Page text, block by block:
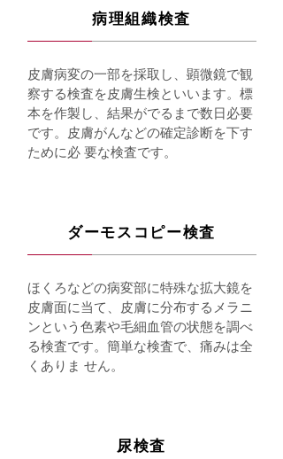
病理組織検査
皮膚病変の一部を採取し、顕微鏡で観
察する検査を皮膚生検といいます。標
本を作製し、結果がでるまで数日必要
です。皮膚がんなどの確定診断を下す
ために必 要な検査です。
ダーモスコピー検査
ほくろなどの病変部に特殊な拡大鏡を
皮膚面に当て、皮膚に分布するメラニ
ンという色素や毛細血管の状態を調べ
る検査です。簡単な検査で、痛みは全
くありま せん。
尿検査